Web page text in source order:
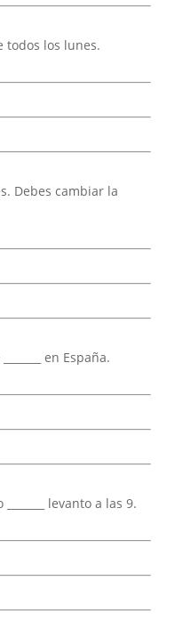
todos los lunes.
Debes cambiar la
en España.
levanto a las 9.